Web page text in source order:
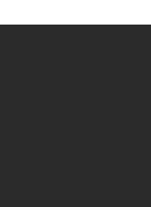
电站污水处理钢制闸